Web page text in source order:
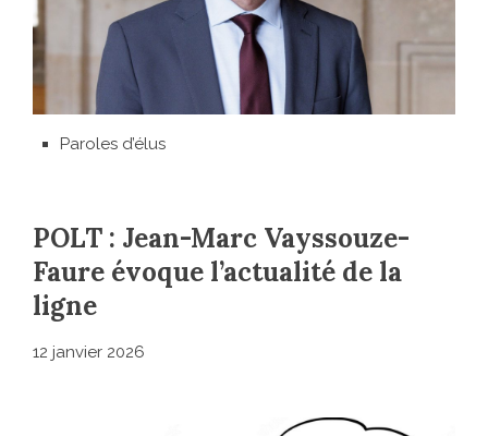
Paroles d’élus
POLT : Jean-Marc Vayssouze-
Faure évoque l’actualité de la
ligne
12 janvier 2026